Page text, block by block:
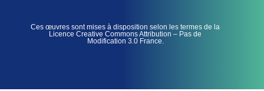
Ces œuvres sont mises à disposition selon les termes de la
Licence Creative Commons Attribution – Pas de
Modification 3.0 France.